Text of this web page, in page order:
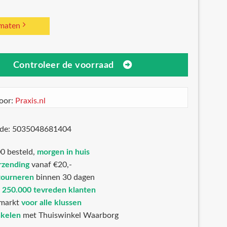
Controleer de voorraad
Praxis.nl
5035048681404
besteld, morgen in huis
vanaf €20,-
binnen 30 dagen
250.000 tevreden klanten
voor alle klussen
met Thuiswinkel Waarborg